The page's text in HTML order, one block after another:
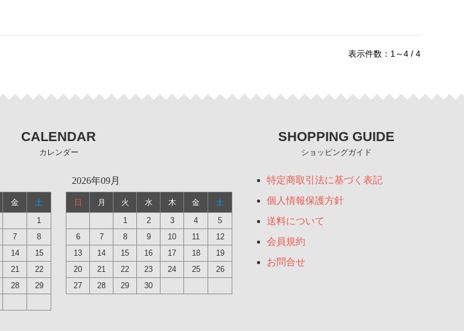
表示件数：1～4 / 4
CALENDAR
カレンダー
金
土
1
7
8
14
15
21
22
28
29
2026年09月
日 月 火 水 木 金
土
1
2 3 4
5
6
7 8 9 10 11
12
13
14 15 16 17 18
19
20
21 22 23 24 25
26
27
28 29 30
SHOPPING GUIDE
ショッピングガイド
特定商取引法に基づく表記
個人情報保護方針
送料について
会員規約
お問合せ